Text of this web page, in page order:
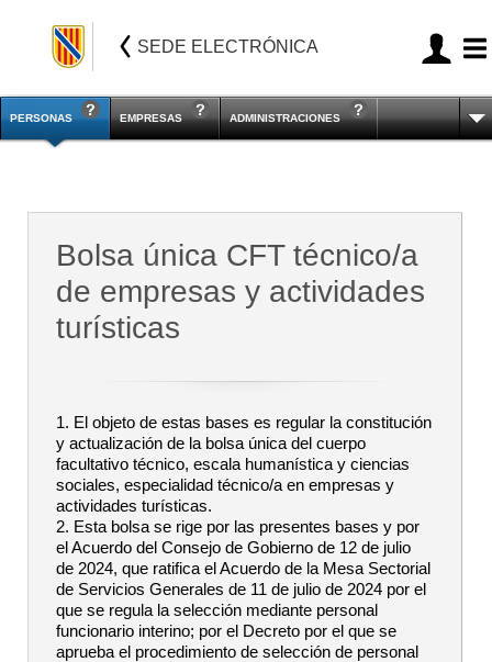
SEDE ELECTRÓNICA
PERSONAS EMPRESAS ADMINISTRACIONES
Bolsa única CFT técnico/a
de empresas y actividades
turísticas
1. El objeto de estas bases es regular la constitución
y actualización de la bolsa única del cuerpo
facultativo técnico, escala humanística y ciencias
sociales, especialidad técnico/a en empresas y
actividades turísticas.
2. Esta bolsa se rige por las presentes bases y por
el Acuerdo del Consejo de Gobierno de 12 de julio
de 2024, que ratifica el Acuerdo de la Mesa Sectorial
de Servicios Generales de 11 de julio de 2024 por el
que se regula la selección mediante personal
funcionario interino; por el Decreto por el que se
aprueba el procedimiento de selección de personal